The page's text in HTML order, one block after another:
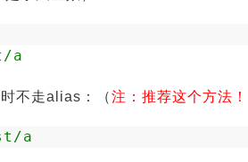
a
不走alias：（注：推荐这个方法！
a